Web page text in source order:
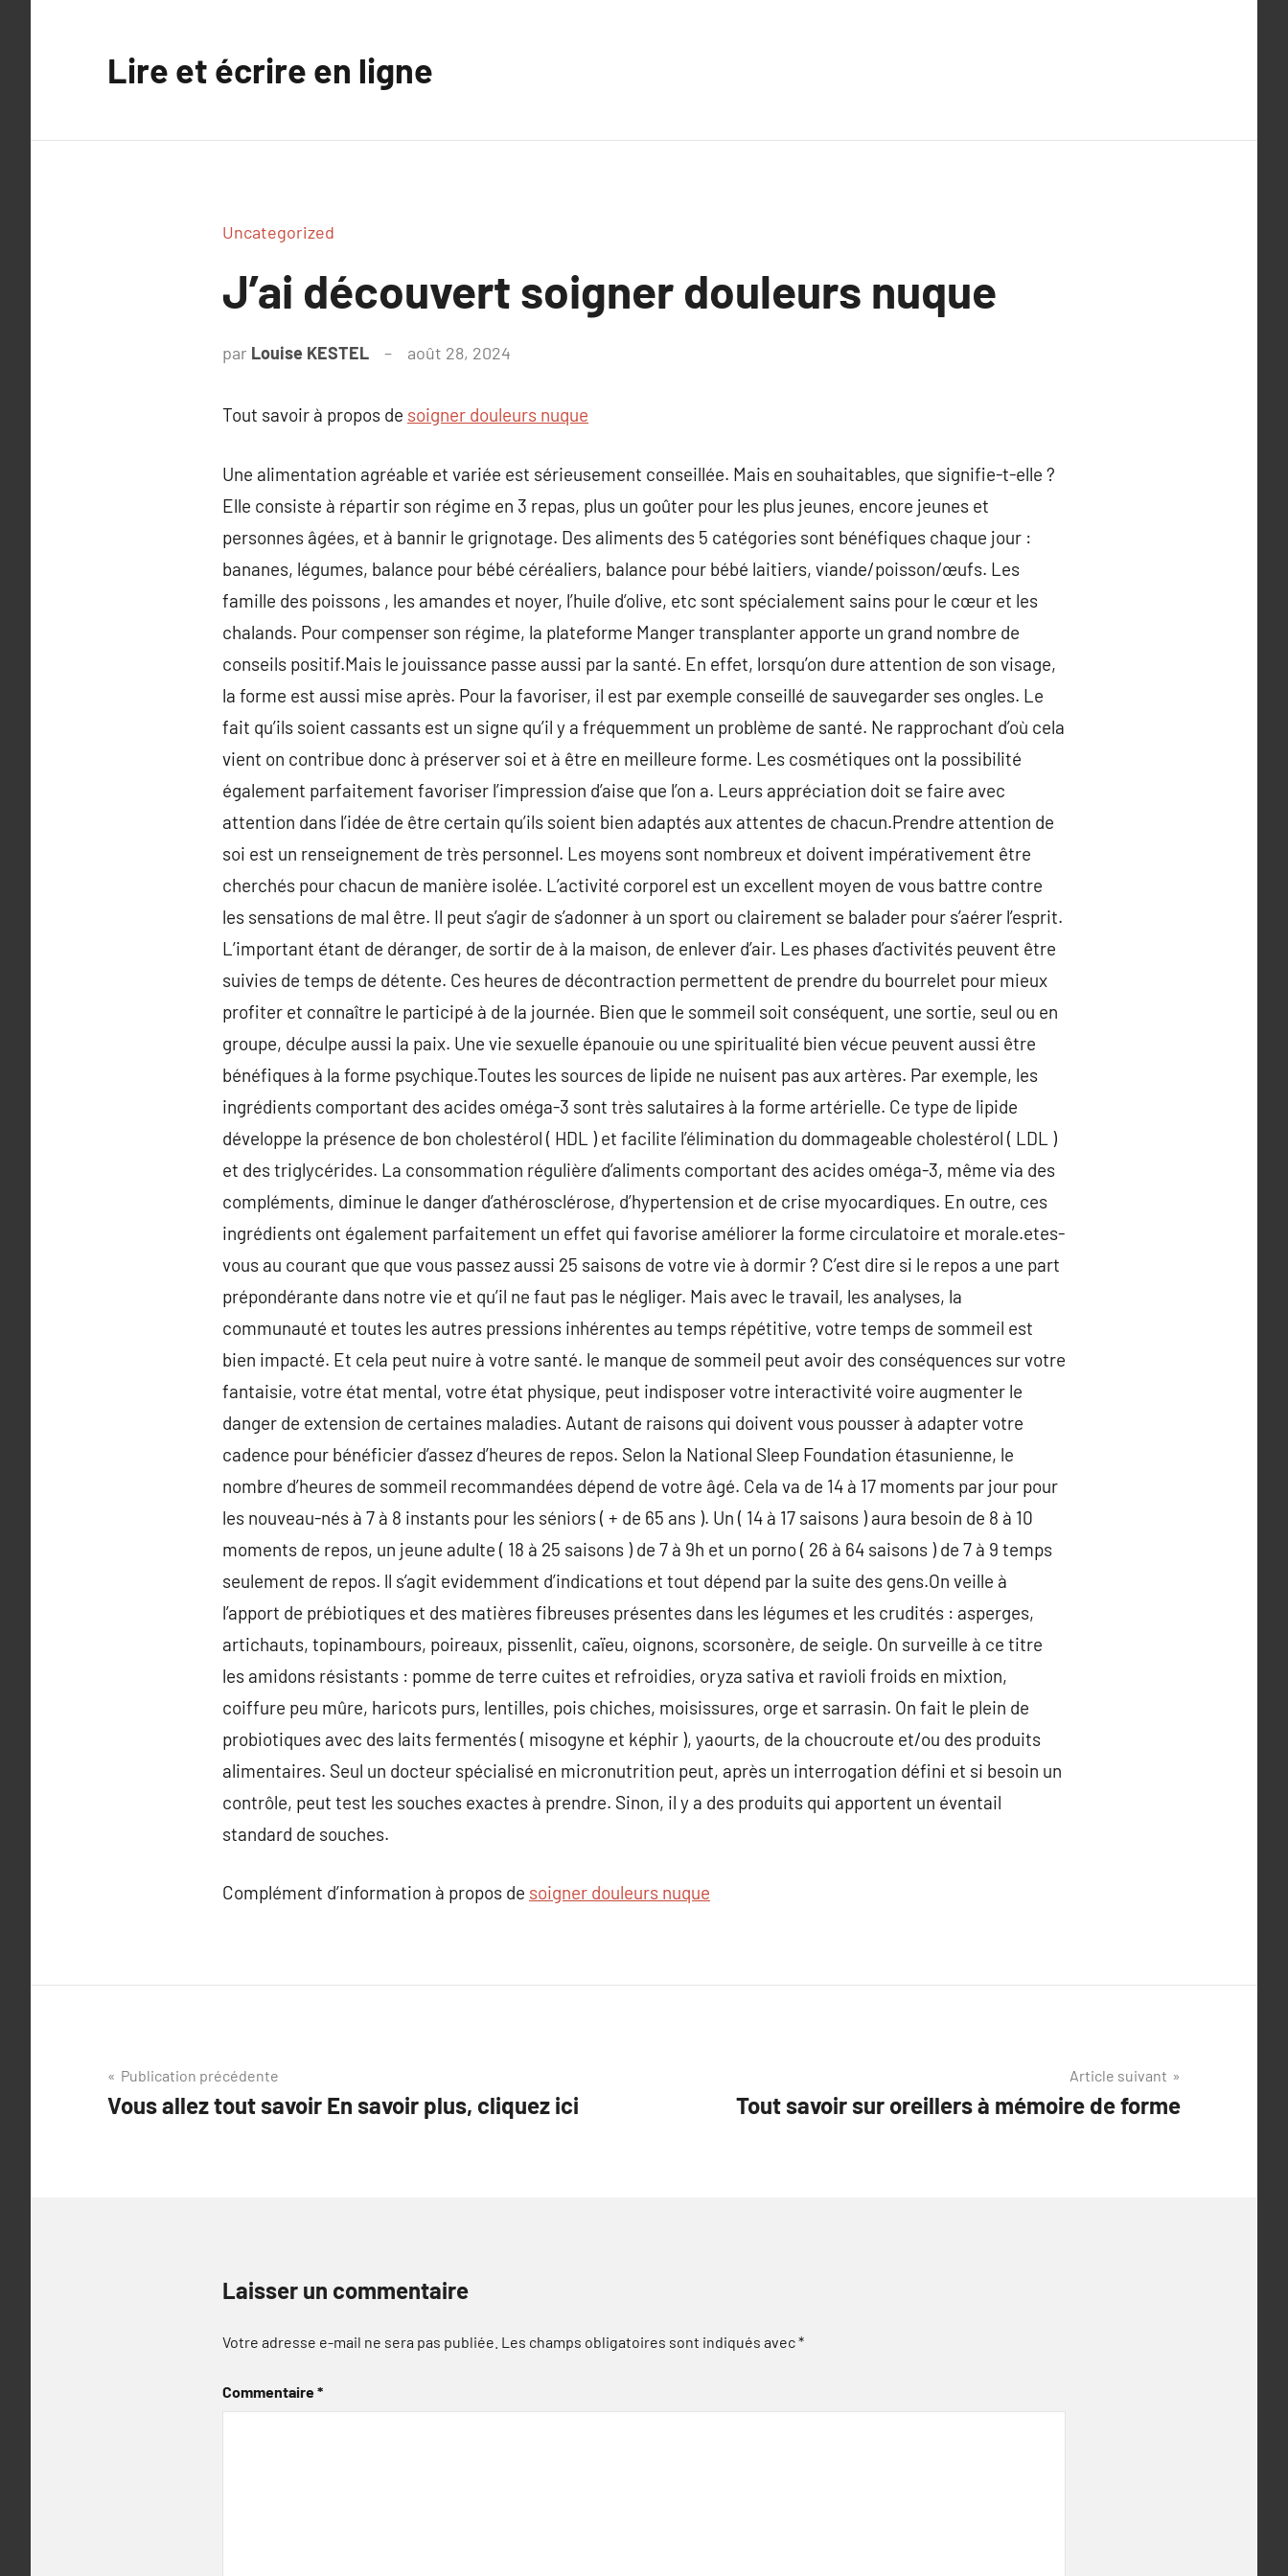
Lire et écrire en ligne
Uncategorized
J’ai découvert soigner douleurs nuque
par Louise KESTEL août 28, 2024
Tout savoir à propos de soigner douleurs nuque
Une alimentation agréable et variée est sérieusement conseillée. Mais en souhaitables, que signifie-t-elle ?
Elle consiste à répartir son régime en 3 repas, plus un goûter pour les plus jeunes, encore jeunes et
personnes âgées, et à bannir le grignotage. Des aliments des 5 catégories sont bénéfiques chaque jour :
bananes, légumes, balance pour bébé céréaliers, balance pour bébé laitiers, viande/poisson/œufs. Les
famille des poissons , les amandes et noyer, l’huile d’olive, etc sont spécialement sains pour le cœur et les
chalands. Pour compenser son régime, la plateforme Manger transplanter apporte un grand nombre de
conseils positif.Mais le jouissance passe aussi par la santé. En effet, lorsqu’on dure attention de son visage,
la forme est aussi mise après. Pour la favoriser, il est par exemple conseillé de sauvegarder ses ongles. Le
fait qu’ils soient cassants est un signe qu’il y a fréquemment un problème de santé. Ne rapprochant d’où cela
vient on contribue donc à préserver soi et à être en meilleure forme. Les cosmétiques ont la possibilité
également parfaitement favoriser l’impression d’aise que l’on a. Leurs appréciation doit se faire avec
attention dans l’idée de être certain qu’ils soient bien adaptés aux attentes de chacun.Prendre attention de
soi est un renseignement de très personnel. Les moyens sont nombreux et doivent impérativement être
cherchés pour chacun de manière isolée. L’activité corporel est un excellent moyen de vous battre contre
les sensations de mal être. Il peut s’agir de s’adonner à un sport ou clairement se balader pour s’aérer l’esprit.
L’important étant de déranger, de sortir de à la maison, de enlever d’air. Les phases d’activités peuvent être
suivies de temps de détente. Ces heures de décontraction permettent de prendre du bourrelet pour mieux
profiter et connaître le participé à de la journée. Bien que le sommeil soit conséquent, une sortie, seul ou en
groupe, déculpe aussi la paix. Une vie sexuelle épanouie ou une spiritualité bien vécue peuvent aussi être
bénéfiques à la forme psychique.Toutes les sources de lipide ne nuisent pas aux artères. Par exemple, les
ingrédients comportant des acides oméga-3 sont très salutaires à la forme artérielle. Ce type de lipide
développe la présence de bon cholestérol ( HDL ) et facilite l’élimination du dommageable cholestérol ( LDL )
et des triglycérides. La consommation régulière d’aliments comportant des acides oméga-3, même via des
compléments, diminue le danger d’athérosclérose, d’hypertension et de crise myocardiques. En outre, ces
ingrédients ont également parfaitement un effet qui favorise améliorer la forme circulatoire et morale.etes-
vous au courant que que vous passez aussi 25 saisons de votre vie à dormir ? C’est dire si le repos a une part
prépondérante dans notre vie et qu’il ne faut pas le négliger. Mais avec le travail, les analyses, la
communauté et toutes les autres pressions inhérentes au temps répétitive, votre temps de sommeil est
bien impacté. Et cela peut nuire à votre santé. le manque de sommeil peut avoir des conséquences sur votre
fantaisie, votre état mental, votre état physique, peut indisposer votre interactivité voire augmenter le
danger de extension de certaines maladies. Autant de raisons qui doivent vous pousser à adapter votre
cadence pour bénéficier d’assez d’heures de repos. Selon la National Sleep Foundation étasunienne, le
nombre d’heures de sommeil recommandées dépend de votre âgé. Cela va de 14 à 17 moments par jour pour
les nouveau-nés à 7 à 8 instants pour les séniors ( + de 65 ans ). Un ( 14 à 17 saisons ) aura besoin de 8 à 10
moments de repos, un jeune adulte ( 18 à 25 saisons ) de 7 à 9h et un porno ( 26 à 64 saisons ) de 7 à 9 temps
seulement de repos. ll s’agit evidemment d’indications et tout dépend par la suite des gens.On veille à
l’apport de prébiotiques et des matières fibreuses présentes dans les légumes et les crudités : asperges,
artichauts, topinambours, poireaux, pissenlit, caïeu, oignons, scorsonère, de seigle. On surveille à ce titre
les amidons résistants : pomme de terre cuites et refroidies, oryza sativa et ravioli froids en mixtion,
coiffure peu mûre, haricots purs, lentilles, pois chiches, moisissures, orge et sarrasin. On fait le plein de
probiotiques avec des laits fermentés ( misogyne et képhir ), yaourts, de la choucroute et/ou des produits
alimentaires. Seul un docteur spécialisé en micronutrition peut, après un interrogation défini et si besoin un
contrôle, peut test les souches exactes à prendre. Sinon, il y a des produits qui apportent un éventail
standard de souches.
Complément d’information à propos de soigner douleurs nuque
Navigation
de
Publication précédente
Vous allez tout savoir En savoir plus, cliquez ici
Article suivant
Tout savoir sur oreillers à mémoire de forme
Laisser un commentaire
Votre adresse e-mail ne sera pas publiée. Les champs obligatoires sont indiqués avec*
Commentaire*